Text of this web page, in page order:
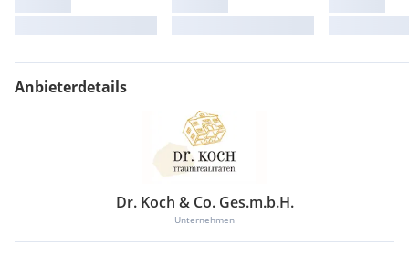
Anbieterdetails
Dr. Koch & Co. Ges.m.b.H.
Unternehmen